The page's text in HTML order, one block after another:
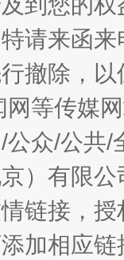
金库”的免责幌子
！段成刚被判无期
请来函
撤除，
网等传媒
公众/公共/
）有限
链接，
加相应链